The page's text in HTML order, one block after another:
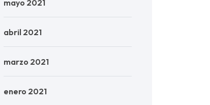
mayo 2021
abril 2021
marzo 2021
enero 2021